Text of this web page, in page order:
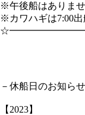
※午後船はありま
※カワハギは7:00出
－休船日のお知ら
【2023】